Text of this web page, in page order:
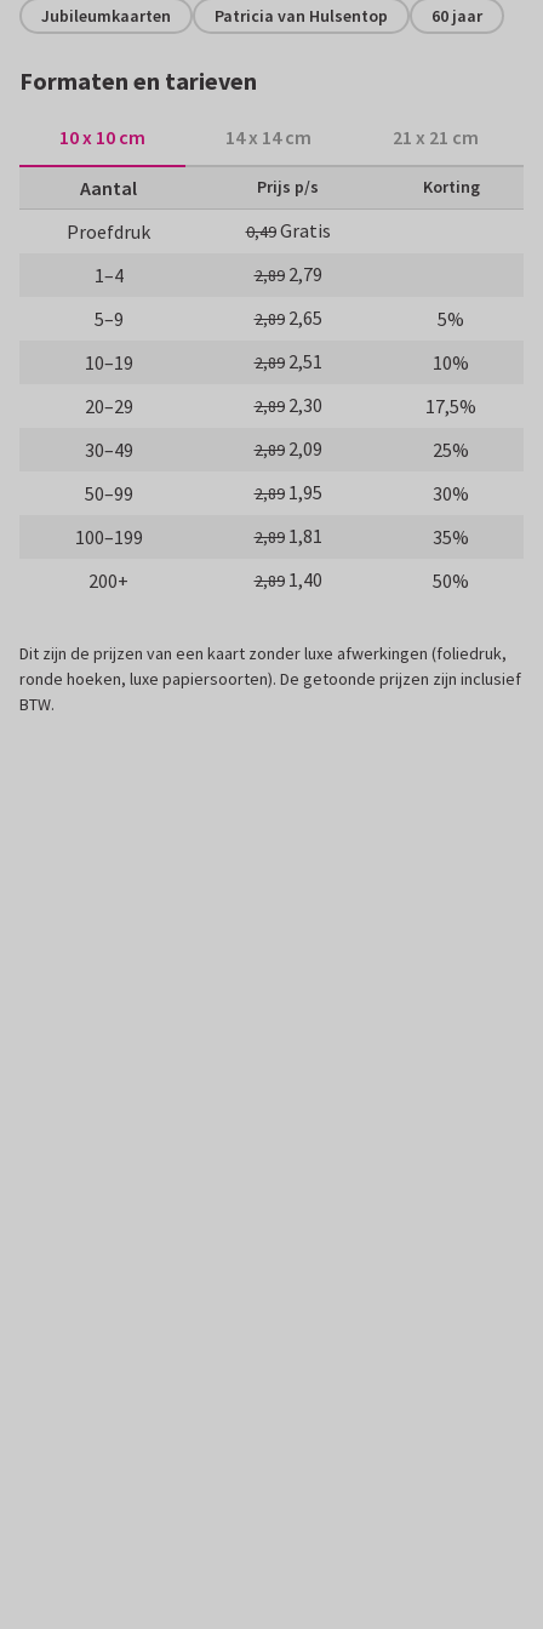
Jubileumkaarten Patricia van Hulsentop 60 jaar
Formaten en tarieven
10 x 10 cm 14 x 14 cm 21 x 21 cm
Aantal Prijs p/s Korting
Proefdruk 0,49Gratis
1–4
2,89 2,79
5–9
2,89 2,65
5%
10–19
2,89 2,51
10%
20–29
2,89 2,30
17,5%
30–49
2,89 2,09
25%
50–99
2,89 1,95
30%
100–199
2,89 1,81
35%
200+
2,89 1,40 50%
Dit zijn de prijzen van een kaart zonder luxe afwerkingen (foliedruk,
ronde hoeken, luxe papiersoorten). De getoonde prijzen zijn inclusief
BTW.